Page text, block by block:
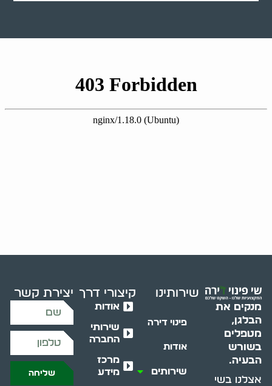
מנקים את
הבלגן,
מטפלים
בשורש
הבעיה.
אצלנו בשי
שירותינו
פינוי דירה
אודות
שירותים
קיצורי דרך
אודות
שירותי
החברה
מרכז
מידע
יצירת קשר
שליחה